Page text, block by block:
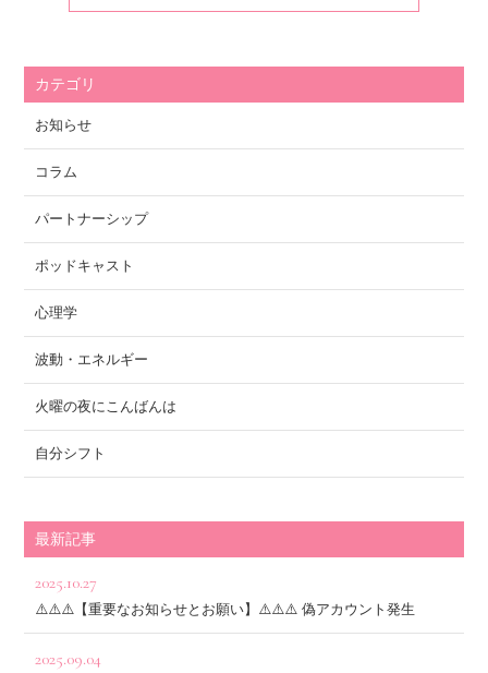
カテゴリ
お知らせ
コラム
パートナーシップ
ポッドキャスト
心理学
波動・エネルギー
火曜の夜にこんばんは
自分シフト
最新記事
2025.10.27
⚠️⚠️⚠️【重要なお知らせとお願い】⚠️⚠️⚠️ 偽アカウント発生
2025.09.04